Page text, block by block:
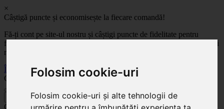
Folosim cookie-uri
Folosim cookie-uri și alte tehnologii de
×
Câștigă puncte și economisește la fiecare comandă!
Fă-ți cont pe site-ul nostru și câștigi puncte de fidelitate pentru
fiecare comandă! Cu cât comanzi mai mult, cu atât economisești mai
mult!
Înregistrează-te acum
Celoplast
Celoplast